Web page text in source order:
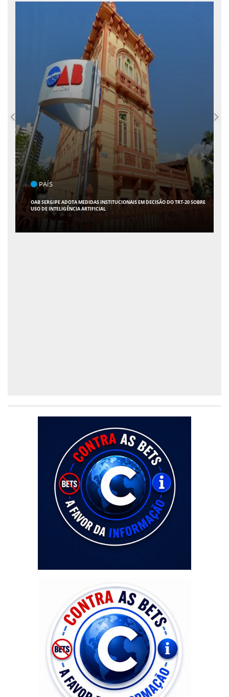
POLÍTICA
FLÁVIO CONFIRMA 47 APOIOS AO SENADO; VEJA QUAIS SÃO OS NOMES